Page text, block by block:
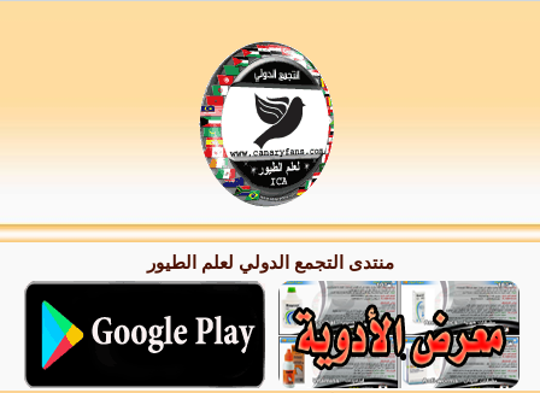
منتدى التجمع الدولي لعلم الطيور